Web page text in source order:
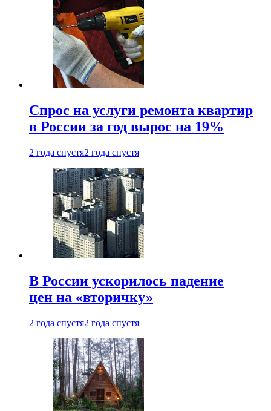
Спрос на услуги ремонта квартир
в России за год вырос на 19%
2 года спустя2 года спустя
В России ускорилось падение
цен на «вторичку»
2 года спустя2 года спустя